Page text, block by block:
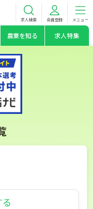
求人検索 会員登録 メニュー
農業を知る 求人特集